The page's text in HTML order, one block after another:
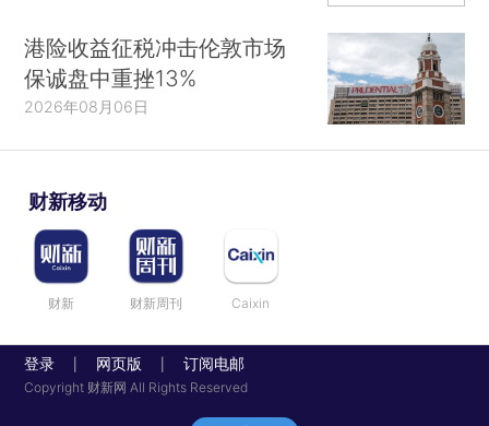
港险收益征税冲击伦敦市场
保诚盘中重挫13%
2026年08月06日
财新移动
财新 财新周刊 Caixin
登录 网页版 订阅电邮
Copyright 财新网 All Rights Reserved